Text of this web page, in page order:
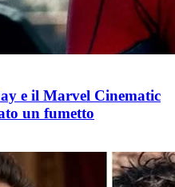
e il Marvel Cinematic
un fumetto